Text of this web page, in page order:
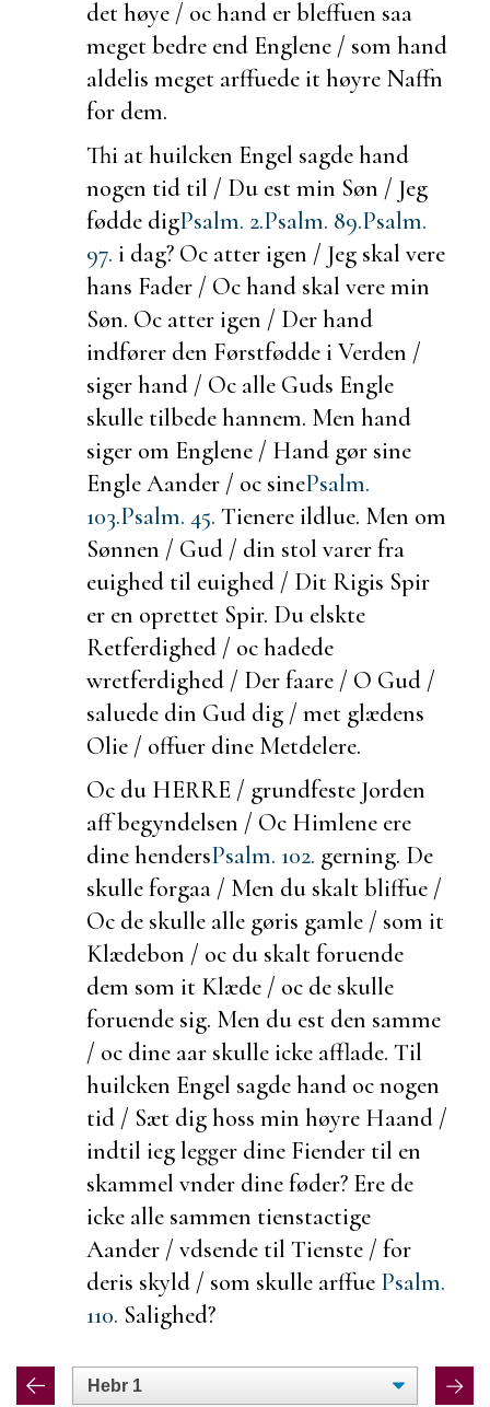
det høye / oc hand er bleffuen saa
meget bedre end Englene / som hand
aldelis meget arffuede it høyre Naffn
for dem.
Thi athuilcken Engel sagde hand
nogen tid til / Du est min Søn / Jeg
fødde digPsalm. 2.Psalm. 89.Psalm.
97. i dag? Oc atter igen / Jeg skal vere
hans Fader / Oc hand skal vere min
Søn. Oc atter igen / Der hand
indfører den Førstfødde i Verden /
siger hand / Oc alle Guds Engle
skulle tilbede hannem. Men hand
siger om Englene / Hand gør sine
Engle Aander / oc sinePsalm.
103.Psalm. 45. Tienere ildlue. Men om
Sønnen / Gud / din stol varer fra
euighed til euighed / Dit Rigis Spir
er en oprettet Spir. Du elskte
Retferdighed / oc hadede
wretferdighed / Der faare / O Gud /
saluede din Gud dig / met glædens
Olie / offuer dine Metdelere.
Oc du HERRE / grundfeste Jorden
aff begyndelsen / Oc Himlene ere
dine hendersPsalm. 102. gerning. De
skulle forgaa / Men du skalt bliffue /
Oc de skulle alle gøris gamle / som it
Klædebon / oc du skaltforuende
dem som it Klæde / oc de skulle
foruende sig. Men du est den samme
/ oc dine aar skulle icke afflade. Til
huilcken Engel sagde hand oc nogen
tid / Sæt dig hoss min høyre Haand /
indtil ieg legger dine Fiender til en
skammel vnder dine føder? Ere de
icke alle sammen tienstactige
Aander / vdsende til Tienste / for
deris skyld / som skulle arffue Psalm.
110. Salighed?